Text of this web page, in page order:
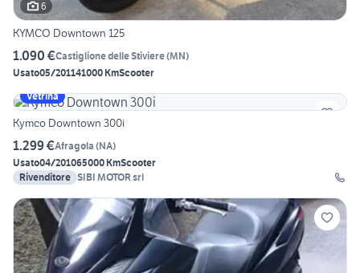
6
KYMCO Downtown 125
1.090 €Castiglione delle Stiviere(MN)
Usato05/201141000 KmScooter
Vetrina
Kymco Downtown 300i
1.299 €Afragola (NA)
Usato04/201065000 KmScooter
Rivenditore SIBI MOTOR srl